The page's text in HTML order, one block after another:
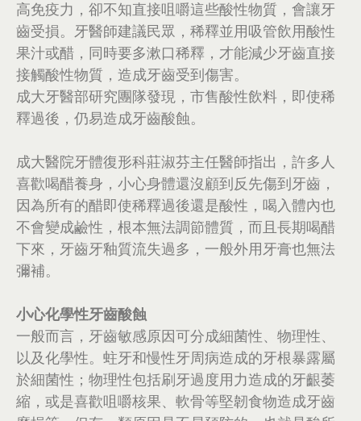
高免疫力，卻不知直接咀嚼這些酸性物質，會讓牙
齒受損。牙醫師建議民眾，稀釋並用吸管飲用酸性
果汁或醋，同時要多漱口稀釋，才能減少牙齒直接
接觸酸性物質，造成牙齒受到傷害。
成大牙醫部研究團隊發現，市售酸性飲料，即使稀
釋過後，仍易造成牙齒酸蝕。
成大醫院牙體復形科莊淑芬主任醫師指出，許多人
喜歡喝醋養身，小心身體還沒顧到反先傷到牙齒，
因為所有的醋即使稀釋過後還是酸性，喝入體內也
不會變成鹼性，根本無法調節體質，而且長期喝醋
下來，牙齒牙釉質流失過多，一般外用牙膏也無法
彌補。
小心化學性牙齒酸蝕
一般而言，牙齒敏感原因可分成細菌性、物理性、
以及化學性。蛀牙和慢性牙周病造成的牙根暴露屬
於細菌性；物理性包括刷牙過度用力造成的牙齦萎
縮，或是喜歡咀嚼核果、軟骨等堅韌食物造成牙齒